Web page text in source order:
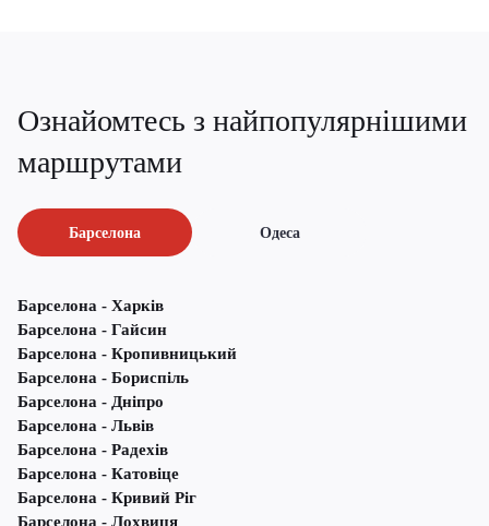
Ознайомтесь з найпопулярнішими
маршрутами
Барселона Одеса
Барселона - Харків
Барселона - Гайсин
Барселона - Кропивницький
Барселона - Бориспіль
Барселона - Дніпро
Барселона - Львів
Барселона - Радехів
Барселона - Катовіце
Барселона - Кривий Ріг
Барселона - Лохвиця